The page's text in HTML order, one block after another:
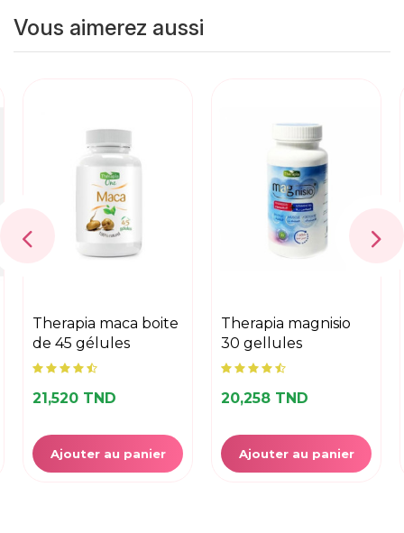
Vous aimerez aussi
therapia maca boite
de 45 gélules
21,520 TND
Ajouter au panier
therapia magnisio
30 gellules
20,258 TND
Ajouter au panier